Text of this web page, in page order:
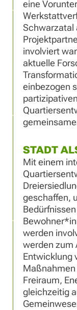
eine
Schwarzatal
involviert
aktuelle
einbezogen
STADT
Mit einem
geschaffen,
werden
werden zum
Entwicklung
Maßnahmen
Freiraum,
gleichzeitig